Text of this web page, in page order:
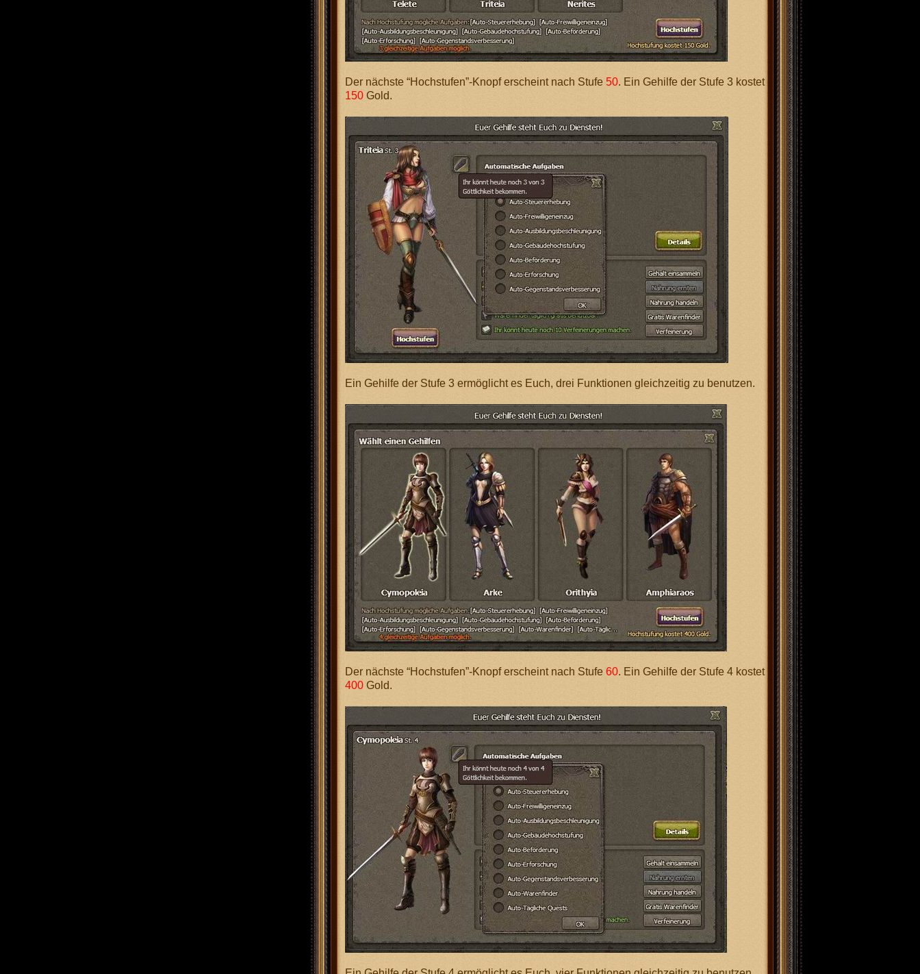
Der nächste “Hochstufen”-Knopf erscheint nach Stufe 50. Ein Gehilfe der Stufe 3 kostet
150 Gold.
Ein Gehilfe der Stufe 3 ermöglicht es Euch, drei Funktionen gleichzeitig zu benutzen.
Der nächste “Hochstufen”-Knopf erscheint nach Stufe 60. Ein Gehilfe der Stufe 4 kostet
400 Gold.